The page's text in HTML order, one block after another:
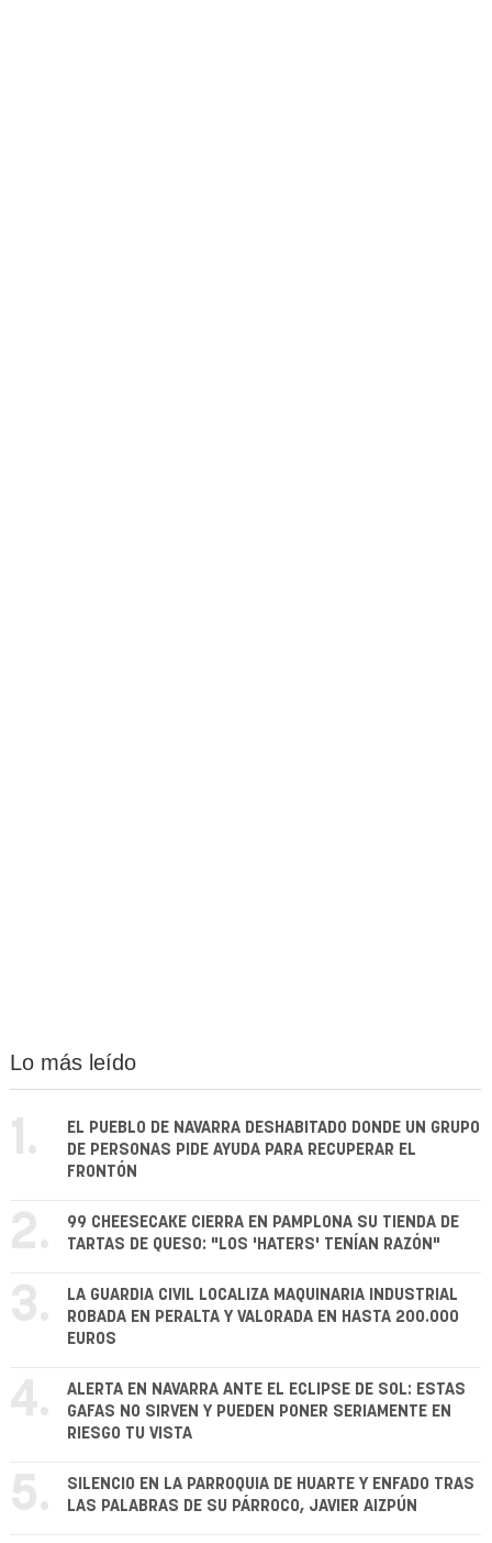
Lo más leído
1.
EL PUEBLO DE NAVARRA DESHABITADO DONDE UN GRUPO
DE PERSONAS PIDE AYUDA PARA RECUPERAR EL
FRONTÓN
2.
99 CHEESECAKE CIERRA EN PAMPLONA SU TIENDA DE
TARTAS DE QUESO: "LOS 'HATERS' TENÍAN RAZÓN"
3.
LA GUARDIA CIVIL LOCALIZA MAQUINARIA INDUSTRIAL
ROBADA EN PERALTA Y VALORADA EN HASTA 200.000
EUROS
4.
ALERTA EN NAVARRA ANTE EL ECLIPSE DE SOL: ESTAS
GAFAS NO SIRVEN Y PUEDEN PONER SERIAMENTE EN
RIESGO TU VISTA
5.
SILENCIO EN LA PARROQUIA DE HUARTE Y ENFADO TRAS
LAS PALABRAS DE SU PÁRROCO, JAVIER AIZPÚN